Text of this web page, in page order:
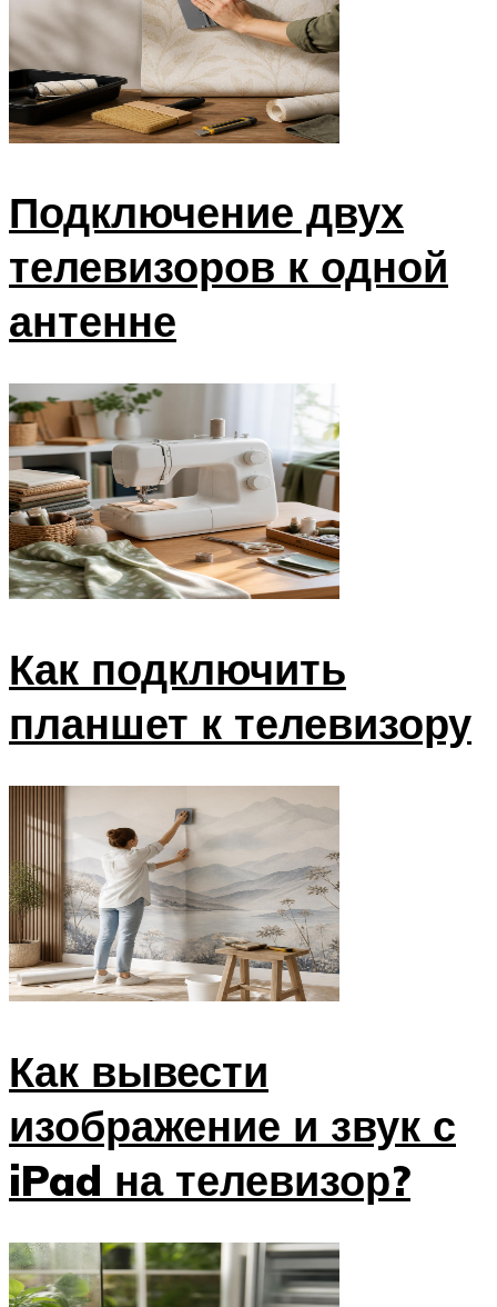
Подключение двух
телевизоров к одной
антенне
Как подключить
планшет к телевизору
Как вывести
изображение и звук с
iPad на телевизор?